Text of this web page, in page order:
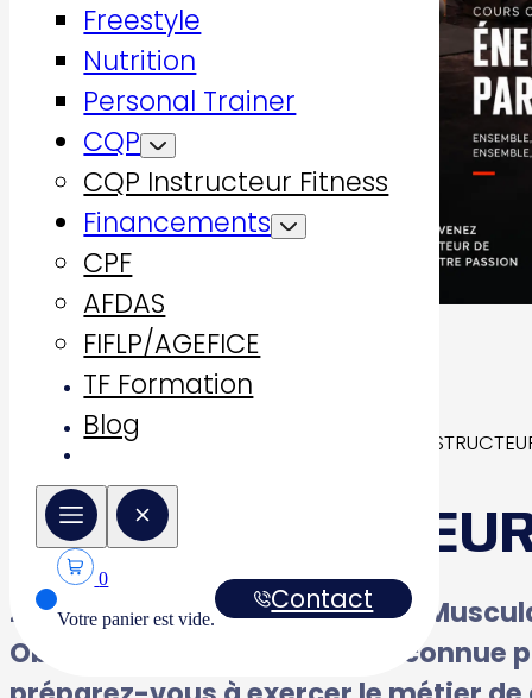
Freestyle
Nutrition
Personal Trainer
CQP
CQP Instructeur Fitness
Financements
CPF
AFDAS
FIFLP/AGEFICE
TF Formation
Blog
0
Votre panier est vide.
Contact
Formations qualifiantes CQP
CQP
2 options : Cours Collectifs ou
Obtenez une qualification reconnue